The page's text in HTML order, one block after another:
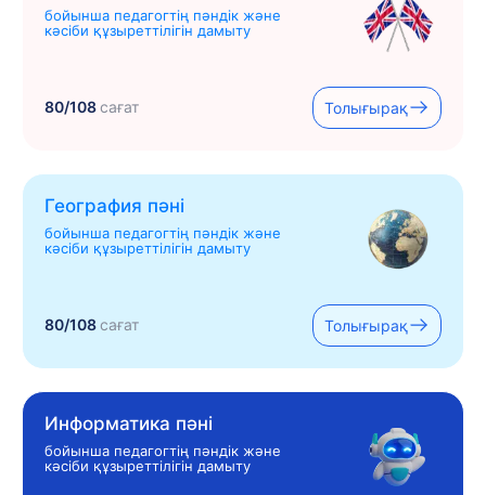
бойынша педагогтің пәндік және
кәсіби құзыреттілігін дамыту
80/108сағат Толығырақ
География пәні
бойынша педагогтің пәндік және
кәсіби құзыреттілігін дамыту
80/108сағат Толығырақ
Информатика пәні
бойынша педагогтің пәндік және
кәсіби құзыреттілігін дамыту